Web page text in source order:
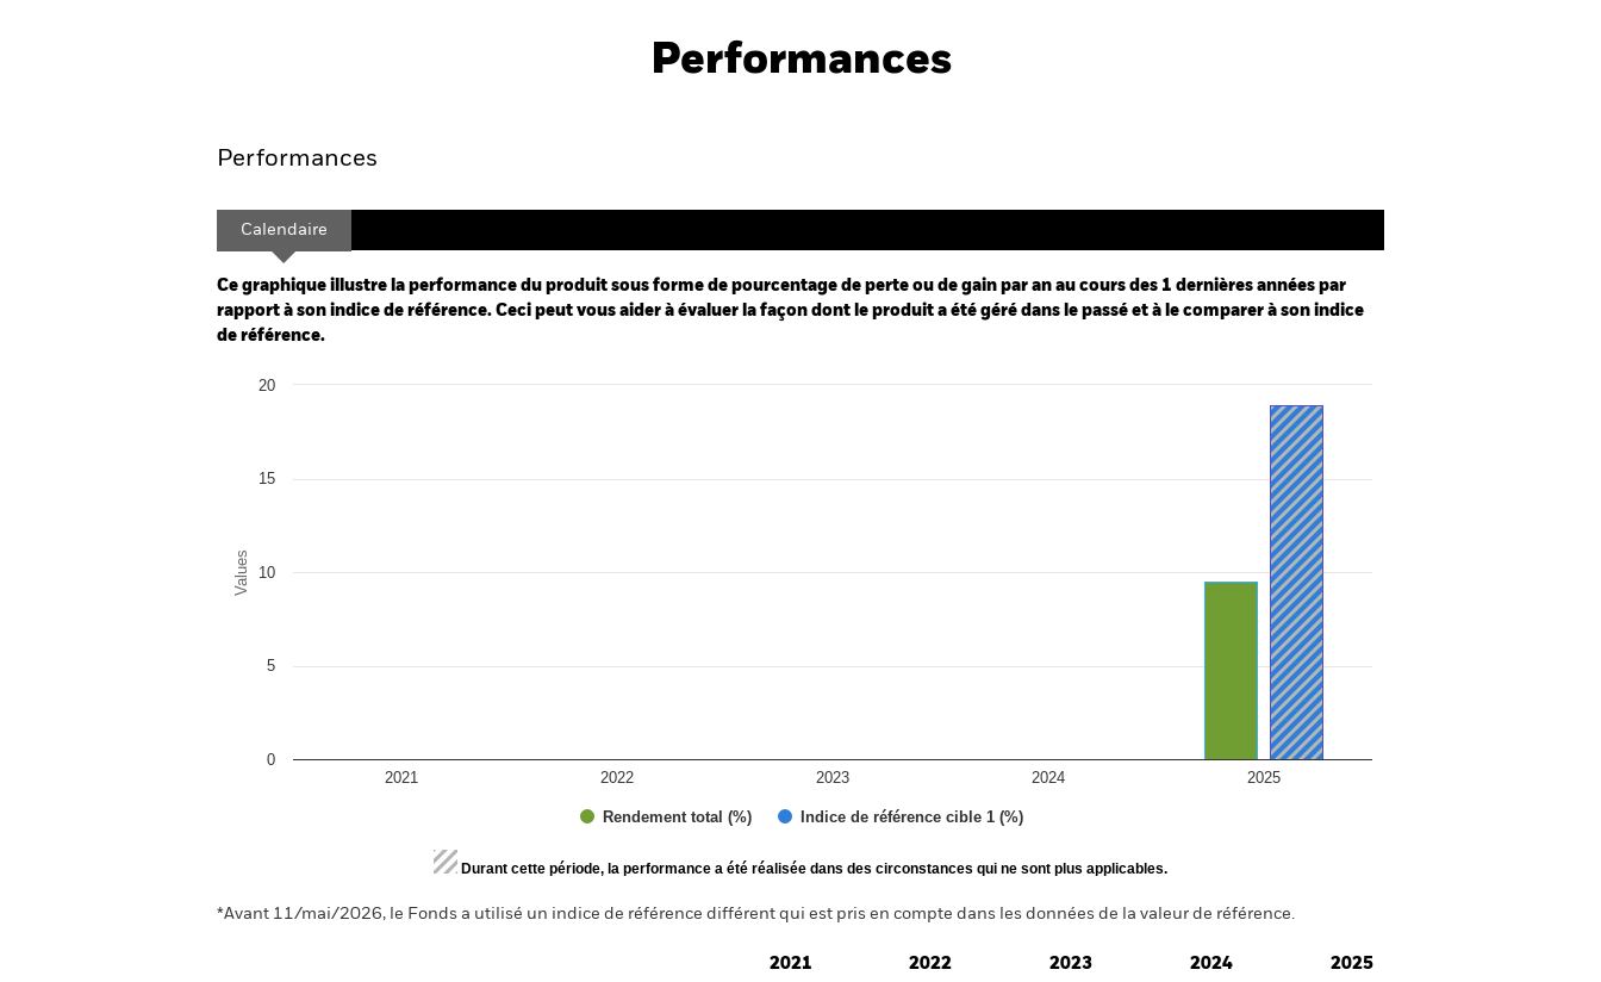
Performance
Performances
Performances
Calendaire
Ce graphique illustre la performance du produit sous forme de pourcentage de perte ou de gain par an au cours des 1 dernières années par
rapport à son indice de référence. Ceci peut vous aider à évaluer la façon dont le produit a été géré dans le passé et à le comparer à son indice
de référence.
Chart
Bar chart with 2 data series.
Values
Rendement total (%) Indice de référence cible 1 (%)
2021 2022 2023 2024 2025
0
5
10
15
20
Durant cette période, la performance a été réalisée dans des circonstances qui ne sont plus applicables.
*Avant 11/mai/2026, le Fonds a utilisé un indice de référence différent qui est pris en compte dans les données de la valeur de référence.
2021 2022 2023 2024 2025